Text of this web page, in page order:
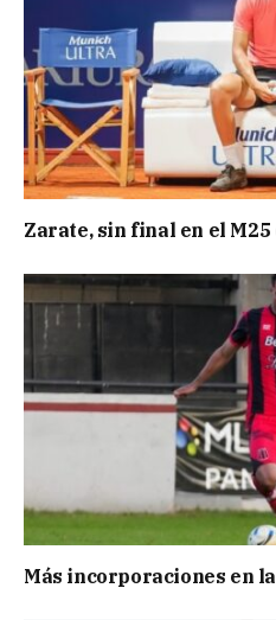
Zarate, sin final en el
Más incorporaciones en